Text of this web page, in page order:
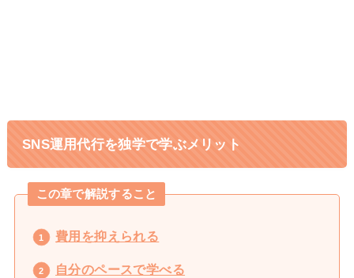
SNS運用代行を独学で学ぶメリット
この章で解説すること
費用を抑えられる
自分のペースで学べる